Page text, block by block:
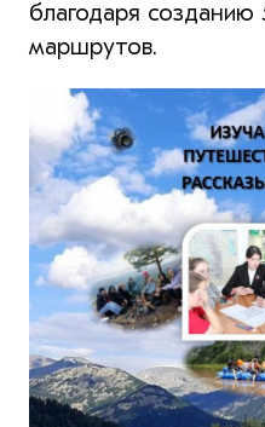
благодаря созданию
маршрутов.